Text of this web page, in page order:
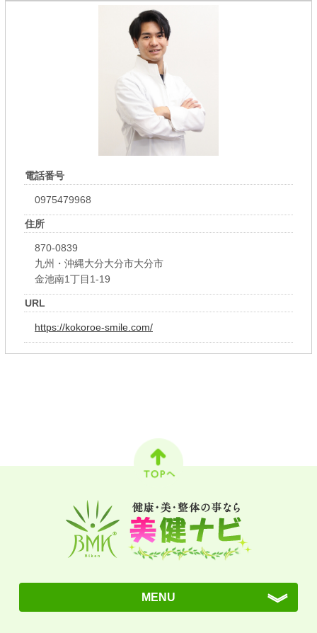
電話番号
0975479968
住所
870-0839
九州・沖縄大分大分市大分市
金池南1丁目1-19
URL
https://kokoroe-smile.com/
MENU